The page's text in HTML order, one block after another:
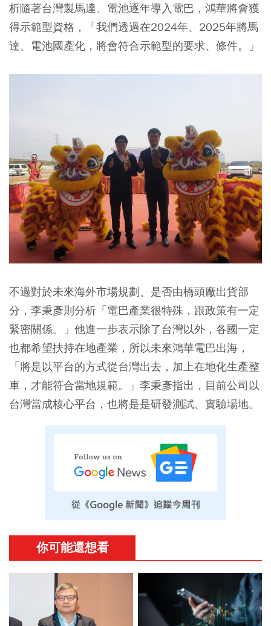
析隨著台灣製馬達、電池逐年導入電巴，鴻華將會獲
得示範型資格，「我們透過在2024年、2025年將馬
達、電池國產化，將會符合示範型的要求、條件。」
不過對於未來海外市場規劃、是否由橋頭廠出貨部
分，李秉彥則分析「電巴產業很特殊，跟政策有一定
緊密關係。」他進一步表示除了台灣以外，各國一定
也都希望扶持在地產業，所以未來鴻華電巴出海，
「將是以平台的方式從台灣出去，加上在地化生產整
車，才能符合當地規範。」李秉彥指出，目前公司以
台灣當成核心平台，也將是是研發測試、實驗場地。